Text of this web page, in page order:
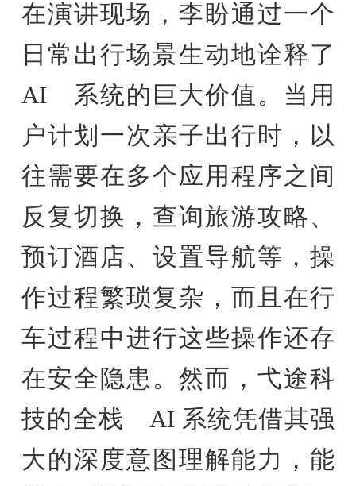
在演讲现场，李盼通过一个
日常出行场景生动地诠释了
AI 系统的巨大价值。当用
户计划一次亲子出行时，以
往需要在多个应用程序之间
反复切换，查询旅游攻略、
预订酒店、设置导航等，操
作过程繁琐复杂，而且在行
车过程中进行这些操作还存
在安全隐患。然而，弋途科
技的全栈 AI 系统凭借其强
大的深度意图理解能力，能